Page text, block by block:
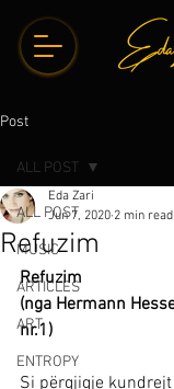
Post
ALL POST
MUSIC
ARTICLES
ART
ENTROPY
ALL POST
Refuzim
Eda Zari
Jun 7, 2020 2 min read
Refuzim
(nga Hermann
nr.1)
Si përgjigje